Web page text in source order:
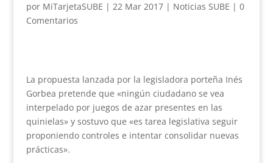
por MiTarjetaSUBE | 22 Mar 2017| Noticias SUBE | 0
Comentarios
La propuesta lanzada por la legisladora porteña Inés
Gorbea pretende que «ningún ciudadano se vea
interpelado por juegos de azar presentes en las
quinielas» y sostuvo que «es tarea legislativa seguir
proponiendo controles e intentar consolidar nuevas
prácticas».